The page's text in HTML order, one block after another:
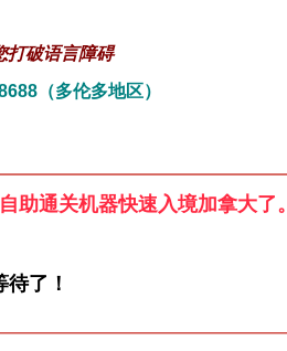
打破语言障碍
（多伦多地区）
助通关机器快速入境加拿大了。
了！